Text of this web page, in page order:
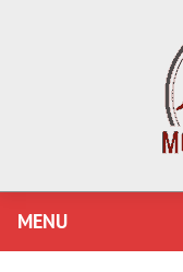
MENU